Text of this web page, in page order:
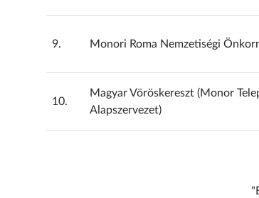
9. Monori Roma Nemzetiségi
10.
Magyar Vöröskereszt (Monor
Alapszervezet)